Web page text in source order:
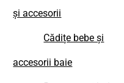
și accesorii
Cădițe bebe și
accesorii baie